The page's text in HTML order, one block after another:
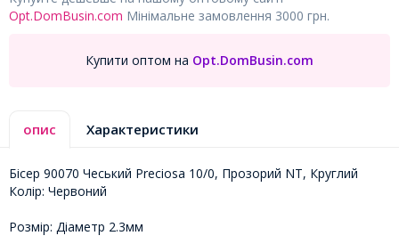
Opt.DomBusin.com Мінімальне замовлення 3000 грн.
Купити оптом на Opt.DomBusin.com
опис Характеристики
Бісер 90070 Чеський Preciosa 10/0, Прозорий NT, Круглий
Колір: Червоний
Розмір: Діаметр 2.3мм